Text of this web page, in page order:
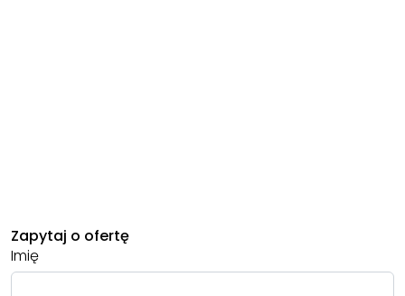
Zapytaj o ofertę
Imię